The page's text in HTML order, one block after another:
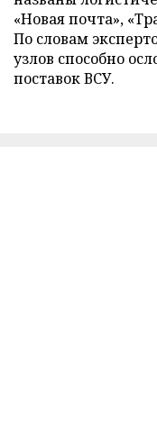
«Новая почта»,
По словам
узлов способно
поставок ВСУ.